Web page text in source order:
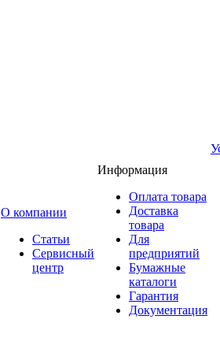
O компании
Статьи
Сервисный
центр
Информация
Оплата товара
Доставка
товара
Для
предприятий
Бумажные
каталоги
Гарантия
Документация